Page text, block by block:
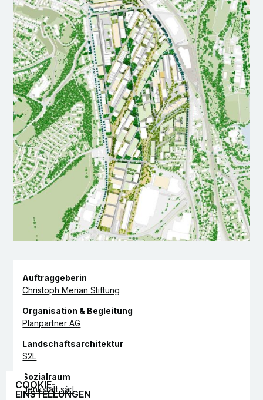
Auftraggeberin
Christoph Merian Stiftung
Organisation & Begleitung
Planpartner AG
Landschaftsarchitektur
S2L
Sozialraum
denkstatt sàrl
COOKIE-
EINSTELLUNGEN